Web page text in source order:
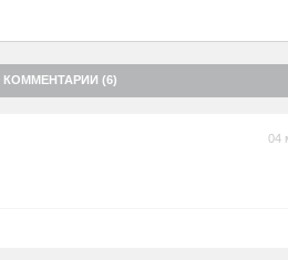
КОММЕНТАРИИ (6)
04